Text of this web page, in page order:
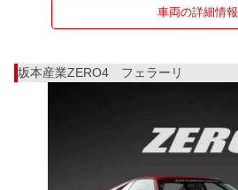
車両の詳細情報
坂本産業ZERO4 フェラーリ